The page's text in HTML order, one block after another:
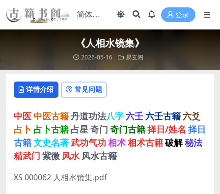
登录
《人相水镜集》
2026-05-16 易玄阁
详情介绍 常见问题
中医 中医古籍丹道功法八字 六壬 六壬古籍 六爻
占卜 占卜古籍 占星 奇门 奇门古籍择日/姓名 择日
古籍文史名著武功气功 相术相术古籍破解秘法
精武门 紫微 风水 风水古籍
XS 000062 人相水镜集.pdf